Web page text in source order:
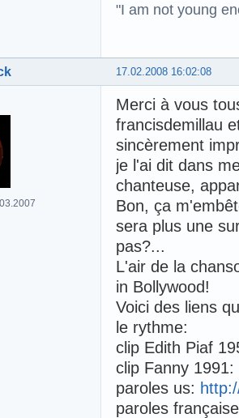
"I am not young
17.02.2008 16:02:08
Merci à vous
francisdemillau
sincèrement
je l'ai dit dans
chanteuse,
Bon, ça
sera plus une
pas?...
L'air de la
in Bollywood!
Voici des liens
le rythme:
clip Edith Piaf
clip Fanny 1991:
paroles us:
paroles